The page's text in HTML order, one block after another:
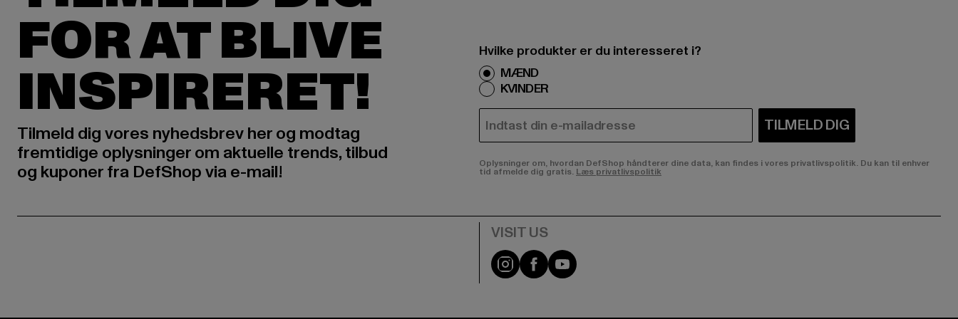
FOR AT BLIVE
INSPIRERET!
Tilmeld dig vores nyhedsbrev her og modtag
fremtidige oplysninger om aktuelle trends, tilbud
og kuponer fra DefShop via e-mail!
Hvilke produkter er du interesseret i?
MÆND
KVINDER
E-MAIL TILMELD DIG
Oplysninger om, hvordan DefShop håndterer dine data, kan findes i vores privatlivspolitik. Du kan til enhver
tid afmelde dig gratis. Læs privatlivspolitik
Visit our Instagram page:
Visit our Facebook page:
Visit our YouTube channel: